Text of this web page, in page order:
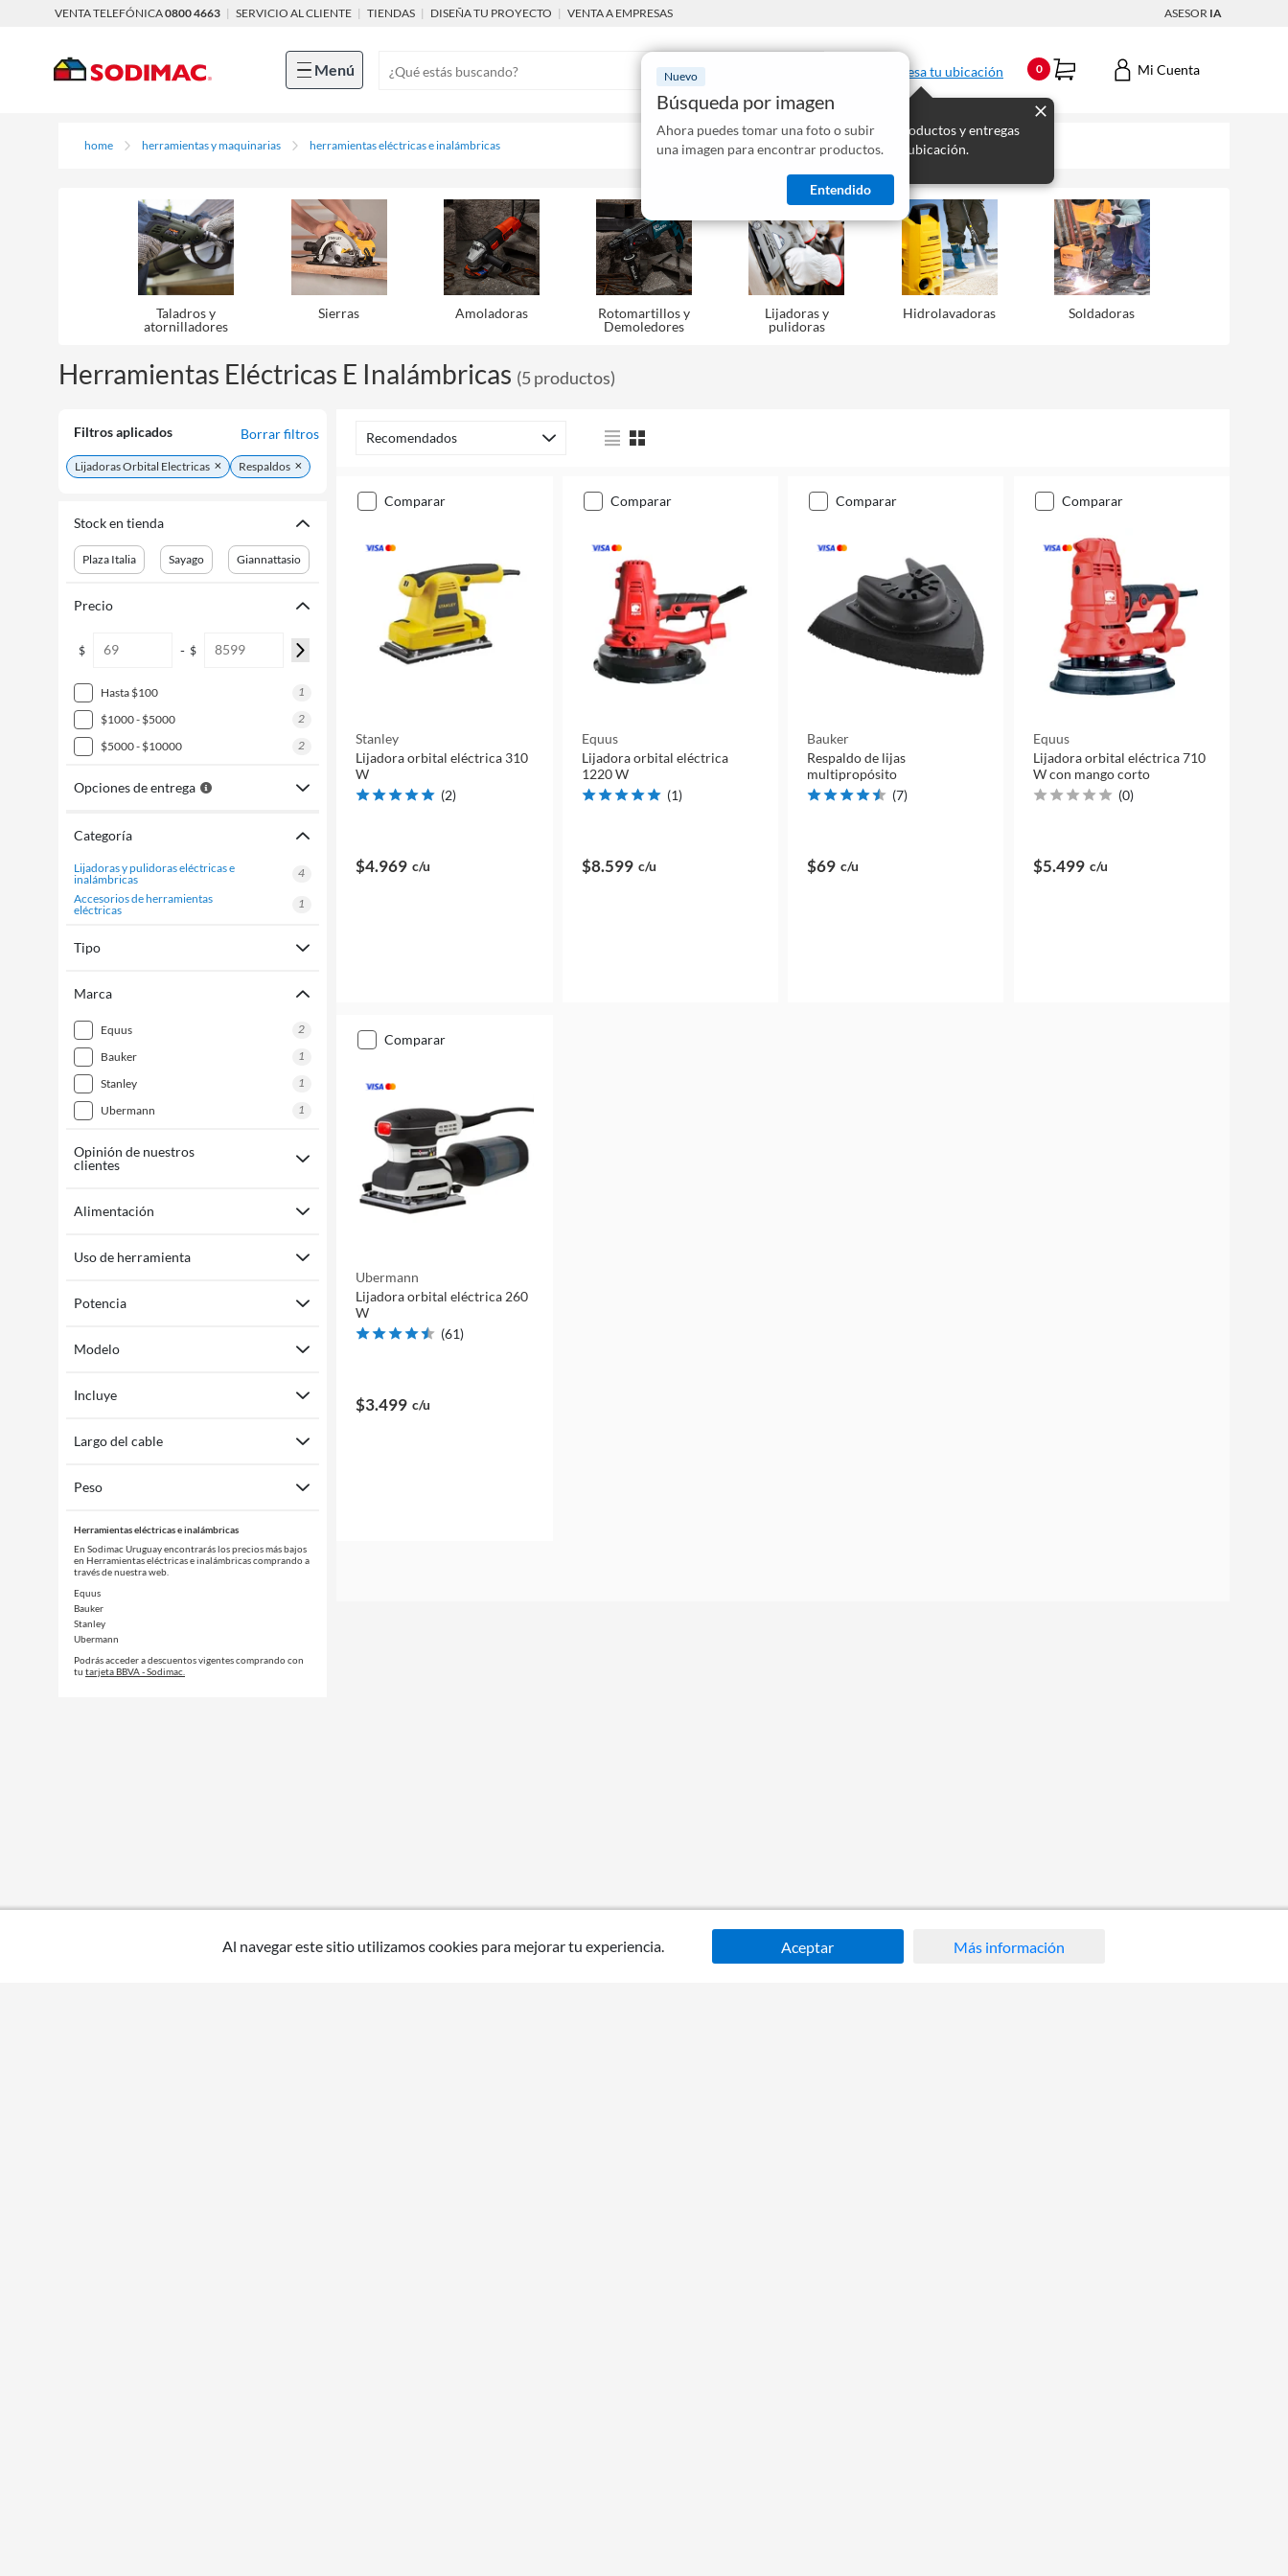
VENTA TELEFÓNICA0800 4663 | SERVICIO AL CLIENTE | TIENDAS | DISEÑA TU PROYECTO | VENTA A EMPRESAS ASESOR IA
Menú Nuevo
Búsqueda por imagen
Ahora puedes tomar una foto o subir
una imagen para encontrar productos.
Entendido
Ingresa tu ubicación
Mostraremos los productos y entregas
disponibles para tu ubicación.
0 Mi Cuenta
home herramientas y maquinarias herramientas eléctricas e inalámbricas
Taladros y
atornilladores
Sierras Amoladoras
Rotomartillos y
Demoledores
Lijadoras y
pulidoras
Hidrolavadoras Soldadoras
Herramientas Eléctricas E Inalámbricas (5productos)
Filtros aplicados Borrar filtros
Lijadoras Orbital Electricas Respaldos
Stock en tienda
Plaza Italia Sayago Giannattasio
Precio
$ - $
hasta $100
1
$1000 - $5000
2
$5000 - $10000
2
Opciones de entrega
Categoría
lijadoras y pulidoras eléctricas e
inalámbricas
4
accesorios de herramientas
eléctricas
1
Tipo
Marca
equus
2
bauker
1
stanley
1
ubermann
1
Opinión de nuestros
clientes
Alimentación
Uso de herramienta
Potencia
Modelo
Incluye
Largo del cable
Peso
Herramientas eléctricas e inalámbricas
En Sodimac Uruguay encontrarás los precios más bajos
en Herramientas eléctricas e inalámbricas comprando a
través de nuestra web.
Equus
Bauker
Stanley
Ubermann
Podrás acceder a descuentos vigentes comprando con
tu tarjeta BBVA - Sodimac.
Recomendados
comparar
Stanley
Lijadora orbital eléctrica 310
W
(2)
$4.969 c/u
comparar
Equus
Lijadora orbital eléctrica
1220 W
(1)
$8.599 c/u
comparar
Bauker
Respaldo de lijas
multipropósito
(7)
$69 c/u
comparar
Equus
Lijadora orbital eléctrica 710
W con mango corto
(0)
$5.499 c/u
comparar
Ubermann
Lijadora orbital eléctrica 260
W
(61)
$3.499 c/u
Al navegar este sitio utilizamos cookies para mejorar tu experiencia. Aceptar Más información